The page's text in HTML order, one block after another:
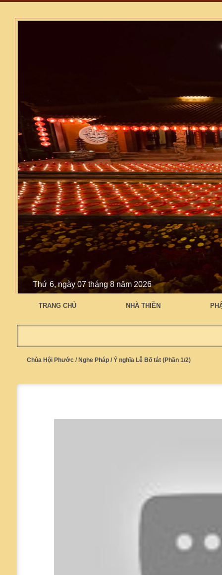
Thứ 6, ngày 07 tháng 8 năm 2026
TRANG CHỦ NHÀ THIỀN
Chùa Hội Phước / Nghe Pháp / Ý nghĩa Lễ Bố tát (Phần 1/2)